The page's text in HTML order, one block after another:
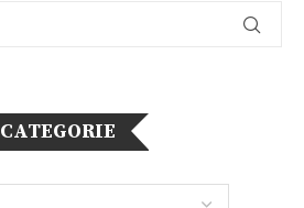
CATEGORIE